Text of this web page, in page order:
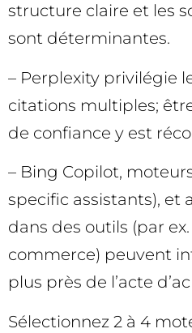
structure claire et les
sont déterminantes.
– Perplexity privilégie
citations multiples;
de confiance y est
– Bing Copilot,
specific assistants), et
dans des outils (par
commerce) peuvent
plus près de l’acte
Sélectionnez 2 à 4